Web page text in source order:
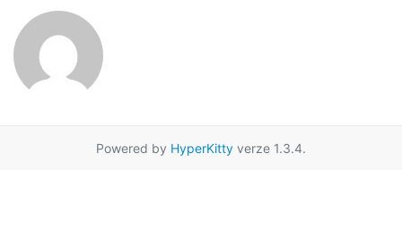
Powered by HyperKitty verze 1.3.4.